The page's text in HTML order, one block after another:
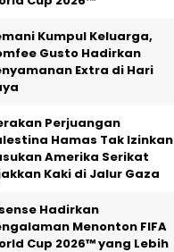
Kumpul Keluarga,
Gusto Hadirkan
Extra di Hari
Perjuangan
Hamas Tak Izinkan
Amerika Serikat
Kaki di Jalur Gaza
Hadirkan
Menonton FIFA
Cup 2026™ yang Lebih